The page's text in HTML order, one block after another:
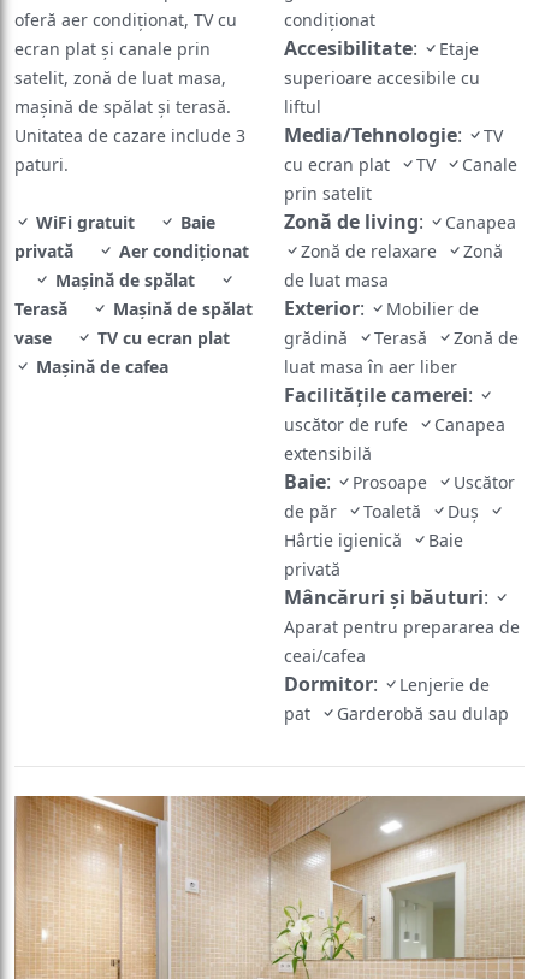
oferă aer condiționat, TV cu
ecran plat și canale prin
satelit, zonă de luat masa,
mașină de spălat și terasă.
Unitatea de cazare include 3
paturi.
WiFi gratuit
Baie
privată
Aer condiţionat
Maşină de spălat
Terasă
Maşină de spălat
vase
TV cu ecran plat
Mașină de cafea
condiţionat
Accesibilitate:
Etaje
superioare accesibile cu
liftul
Media/Tehnologie:
TV
cu ecran plat
TV
Canale
prin satelit
Zonă de living:
Canapea
Zonă de relaxare
Zonă
de luat masa
Exterior:
Mobilier de
grădină
Terasă
Zonă de
luat masa în aer liber
Facilităţile camerei:
uscător de rufe
Canapea
extensibilă
Baie: Prosoape
Uscător
de păr
Toaletă
Duş
Hârtie igienică
Baie
privată
Mâncăruri și băuturi:
Aparat pentru prepararea de
ceai/cafea
Dormitor:
Lenjerie de
pat
Garderobă sau dulap